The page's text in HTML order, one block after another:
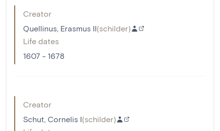
Creator
Quellinus, Erasmus II(schilder)
Life dates
1607 - 1678
Creator
Schut, Cornelis I(schilder)